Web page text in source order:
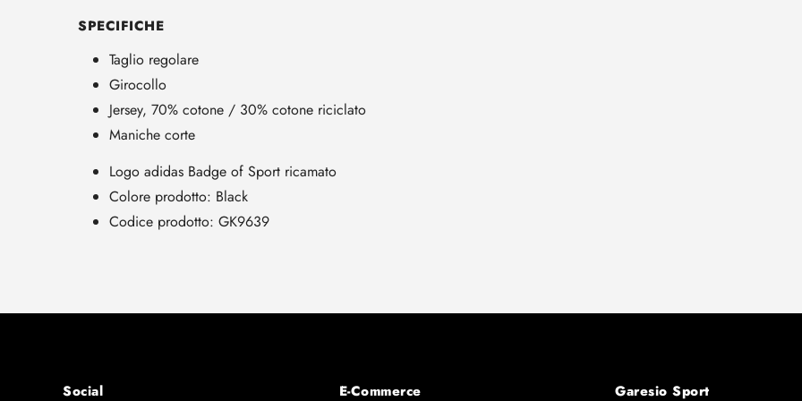
SPECIFICHE
Taglio regolare
Girocollo
Jersey, 70% cotone / 30% cotone riciclato
Maniche corte
Logo adidas Badge of Sport ricamato
Colore prodotto: Black
Codice prodotto: GK9639
Social E-Commerce Garesio Sport